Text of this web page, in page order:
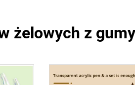
żelowych z gumy